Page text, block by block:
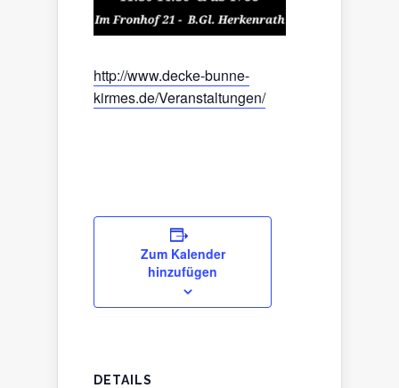
http://www.decke-bunne-
kirmes.de/Veranstaltungen/
Zum Kalender
hinzufügen
DETAILS